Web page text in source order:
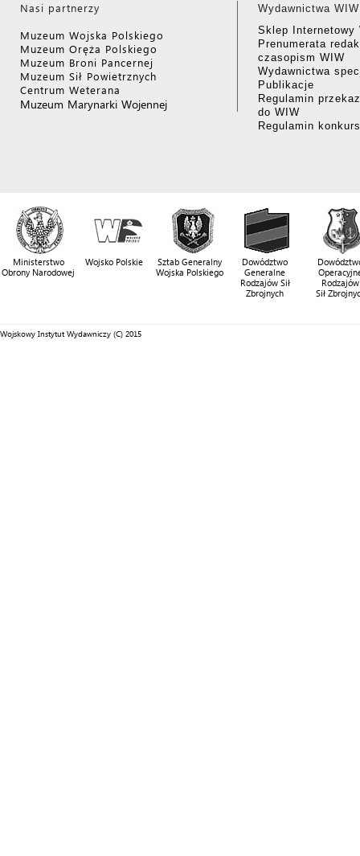
Nasi partnerzy
Muzeum Wojska Polskiego
Muzeum Oręża Polskiego
Muzeum Broni Pancernej
Muzeum Sił Powietrznych
Centrum Weterana
Muzeum Marynarki Wojennej
Wydawnictwa WIW
Sklep Internetowy
Prenumerata
czasopism WIW
Wydawnictwa
Publikacje
Regulamin
do WIW
Regulamin
Ministerstwo
Obrony Narodowej
Wojsko Polskie
Sztab Generalny
Wojska Polskiego
Dowództwo
Generalne
Rodzajów Sił
Zbrojnych
Rodzajów
Sił
Wojskowy Instytut Wydawniczy (C) 2015